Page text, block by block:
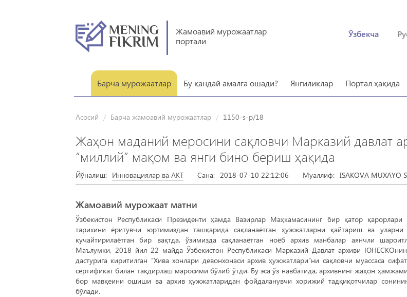
Жамоавий мурожаатлар
портали
Ўзбекча
Барча мурожаатлар Бу қандай амалга ошади? Янгиликлар Портал ҳақида
Асосий Барча жамоавий мурожаатлар 1150-s-p/18
Жаҳон маданий меросини сақловчи Марказий давлат
“миллий” мақом ва янги бино бериш ҳақида
Йўналиш: Инновациялар ва АКТ Сана: 2018-07-10 22:12:06 Муаллиф: ISAKOVA MUXAYO
Жамоавий мурожаат матни
Ўзбекистон Республикаси Президенти ҳамда Вазирлар Маҳкамасининг бир қатор қарорлари
тарихини ёритувчи юртимиздан ташқарида сақланаётган ҳужжатларни қайтариш ва уларни
кучайтирилаётган бир вақтда, ўзимизда сақланаётган ноёб архив манбалар аянчли
Маълумки, 2018 йил 22 майда Ўзбекистон Республикаси Марказий Давлат архиви
дастурига киритилган “Хива хонлари девонхонаси архив ҳужжатлари”ни сақловчи муассаса
сертификат билан тақдирлаш маросими бўлиб ўтди. Бу эса ўз навбатида, архивнинг жаҳон
бор мавқеини ошиши ва архив ҳужжатларидан фойдаланувчи хорижий тадқиқотчилар
бўлади.